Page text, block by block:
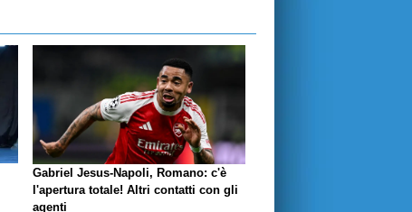
Gabriel Jesus-Napoli, Romano: c'è
l'apertura totale! Altri contatti con gli
agenti